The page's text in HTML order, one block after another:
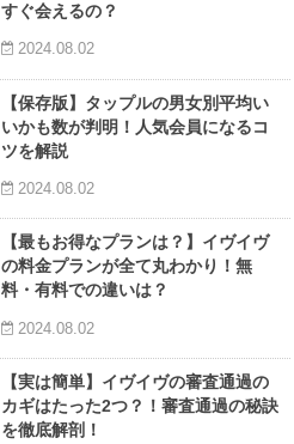
すぐ会えるの？
2024.08.02
【保存版】タップルの男女別平均い
いかも数が判明！人気会員になるコ
ツを解説
2024.08.02
【最もお得なプランは？】イヴイヴ
の料金プランが全て丸わかり！無
料・有料での違いは？
2024.08.02
【実は簡単】イヴイヴの審査通過の
カギはたった2つ？！審査通過の秘訣
を徹底解剖！